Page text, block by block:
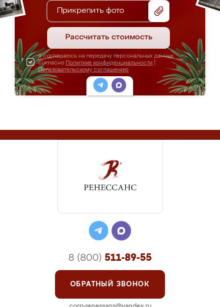
Прикрепить фото
Рассчитать стоимость
Я соглашаюсь на передачу персональных данных
согласно Политике конфиденциальности
Пользовательскому соглашению
8 (800) 511-89-55
ОБРАТНЫЙ ЗВОНОК